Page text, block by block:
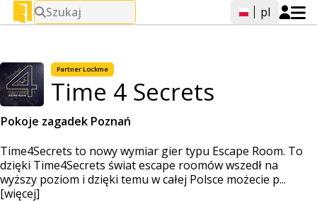
Szukaj pl
Partner Lockme
Time 4 Secrets
Pokoje zagadek Poznań
Time4Secrets to nowy wymiar gier typu Escape Room. To
dzięki Time4Secrets świat escape roomów wszedł na
wyższy poziom i dzięki temu w całej Polsce możecie p...
[więcej]